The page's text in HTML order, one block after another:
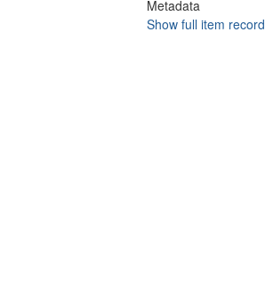
Metadata
Show full item record